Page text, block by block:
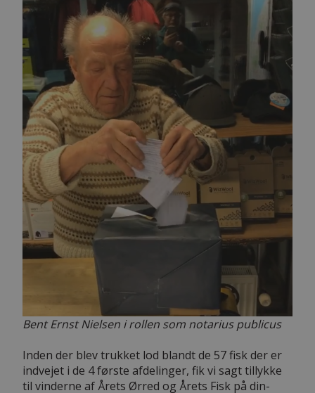
Bent Ernst Nielsen i rollen som notarius publicus
Inden der blev trukket lod blandt de 57 fisk der er
indvejet i de 4 første afdelinger, fik vi sagt tillykke
til vinderne af Årets Ørred og Årets Fisk på din-